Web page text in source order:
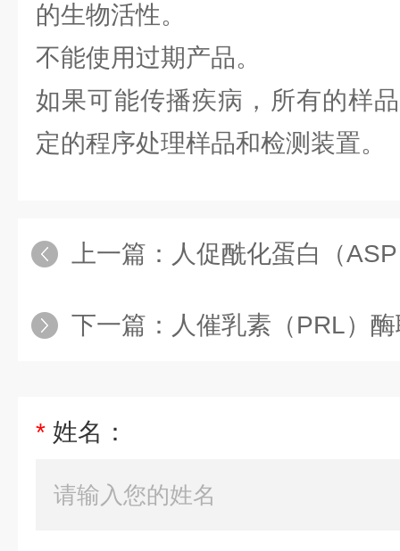
的生物活性。
不能使用过期产品。
如果可能传播疾病，所有的样
定的程序处理样品和检测装置。
上一篇： 人促酰化蛋白（
下一篇： 人催乳素（PRL）
* 姓名：